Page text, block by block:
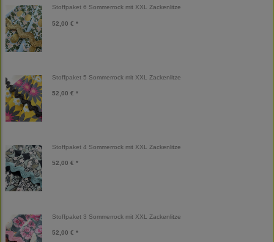
Stoffpaket 6 Sommerrock mit XXL Zackenlitze
52,00 € *
Stoffpaket 5 Sommerrock mit XXL Zackenlitze
52,00 € *
Stoffpaket 4 Sommerrock mit XXL Zackenlitze
52,00 € *
Stoffpaket 3 Sommerrock mit XXL Zackenlitze
52,00 € *